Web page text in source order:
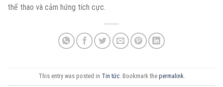
thể thao và cảm hứng tích cực.
This entry was posted in Tin tức. Bookmark the permalink.